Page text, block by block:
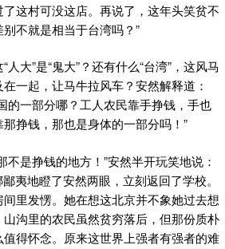
这村可没这店。再说了，这年头笑贫不
不就是相当于台湾吗？”
大”是“鬼大”？还有什么“台湾”，这风马
一起，让马牛拉风车？安然解释道：
的一部分哪？工人农民靠手挣钱，手也
挣钱，那也是身体的一部分吗！”
不是挣钱的地方！”安然半开玩笑地说：
夷地瞪了安然两眼，立刻返回了学校。
里发愣。她在想这北京并不象她过去想
沟里的农民虽然贫穷落后，但那份质朴
得怀念。原来这世界上强者有强者的难